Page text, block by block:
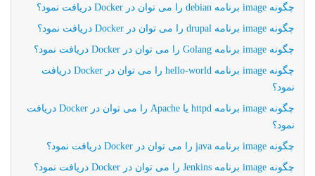
چگونه image برنامه debian را می توان در Docker دریافت نمود؟
چگونه image برنامه drupal را می توان در Docker دریافت نمود؟
چگونه image برنامه Golang را می توان در Docker دریافت نمود؟
چگونه image برنامه hello-world را می توان در Docker دریافت
نمود؟
چگونه image برنامه httpd یا Apache را می توان در Docker دریافت
نمود؟
چگونه image برنامه java را می توان در Docker دریافت نمود؟
چگونه image برنامه Jenkins را می توان در Docker دریافت نمود؟